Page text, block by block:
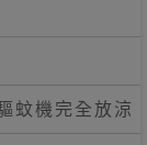
蚊機完全放涼